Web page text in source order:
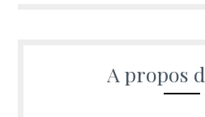
A propos